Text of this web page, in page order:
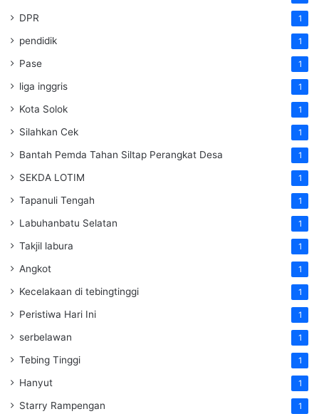
DPR 1
pendidik 1
Pase 1
liga inggris 1
Kota Solok 1
Silahkan Cek 1
Bantah Pemda Tahan Siltap Perangkat Desa 1
SEKDA LOTIM 1
Tapanuli Tengah 1
Labuhanbatu Selatan 1
Takjil labura 1
Angkot 1
Kecelakaan di tebingtinggi 1
Peristiwa Hari Ini 1
serbelawan 1
Tebing Tinggi 1
Hanyut 1
Starry Rampengan 1